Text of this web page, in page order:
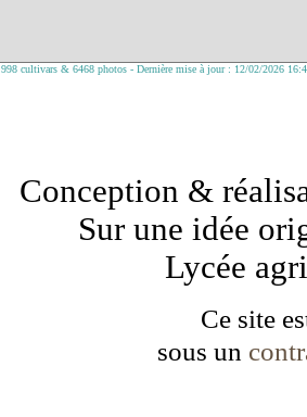
998 cultivars & 6468 photos - Dernière mise à jour : 12/02/2026
Conception &
Sur une idée
Lycée
Ce site
sous un